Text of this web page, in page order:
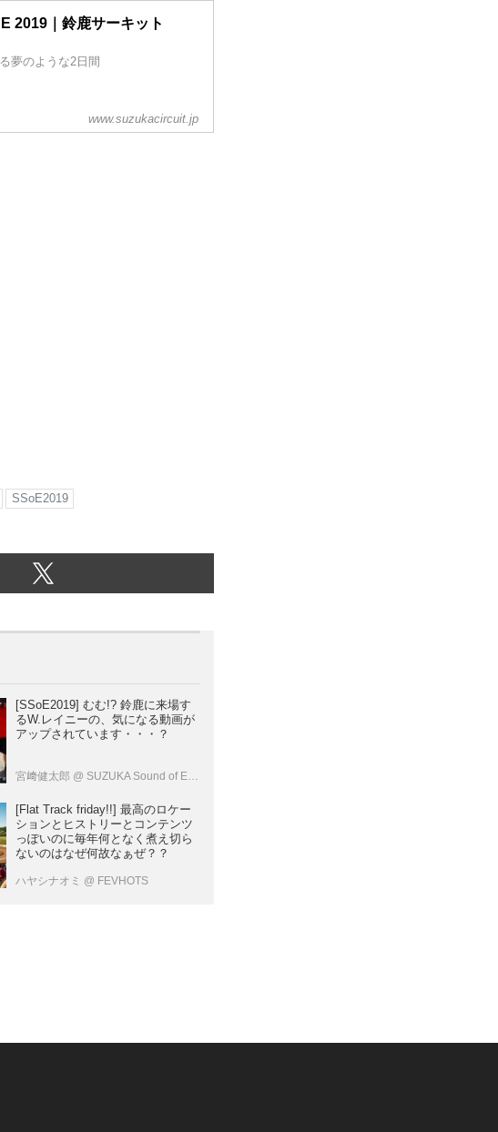
2019｜鈴鹿サーキット
夢のような2日間
www.suzukacircuit.jp
SSoE2019
[SSoE2019] むむ!? 鈴鹿に来場す
るW.レイニーの、気になる動画が
アップされています・・・？
宮﨑健太郎 @ SUZUKA Sound of ENGINE
[Flat Track friday!!] 最高のロケー
ションとヒストリーとコンテンツ
っぽいのに毎年何となく煮え切ら
ないのはなぜ何故なぁぜ？？
ハヤシナオミ @ FEVHOTS